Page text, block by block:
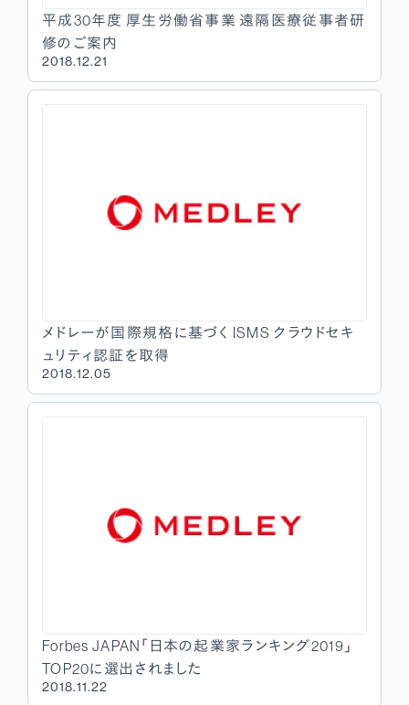
平成30年度 厚生労働省事業 遠隔医療従事者研
修のご案内
2018.12.21
メドレーが国際規格に基づく ISMS クラウドセキ
ュリティ認証を取得
2018.12.05
Forbes JAPAN「日本の起業家ランキング2019」
TOP20に選出されました
2018.11.22